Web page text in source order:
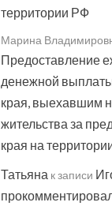
территории РФ
Марина
Предоставление
денежной
края, выехавшим
жительства за
края на
Татьяна к записи